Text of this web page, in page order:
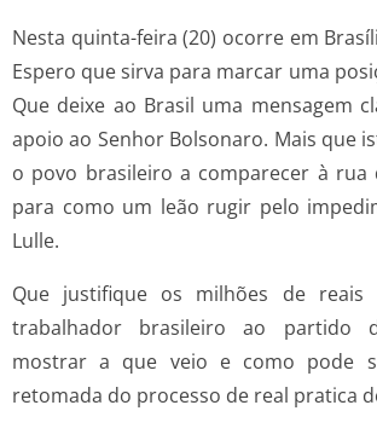
Nesta quinta-feira (20) ocorre em
Espero que sirva para marcar uma
Que deixe ao Brasil uma mensagem
apoio ao Senhor Bolsonaro. Mais que
o povo brasileiro a comparecer à rua
para como um leão rugir pelo
Lulle.
Que justifique os milhões de
trabalhador brasileiro ao partido
mostrar a que veio e como pode
retomada do processo de real pratica